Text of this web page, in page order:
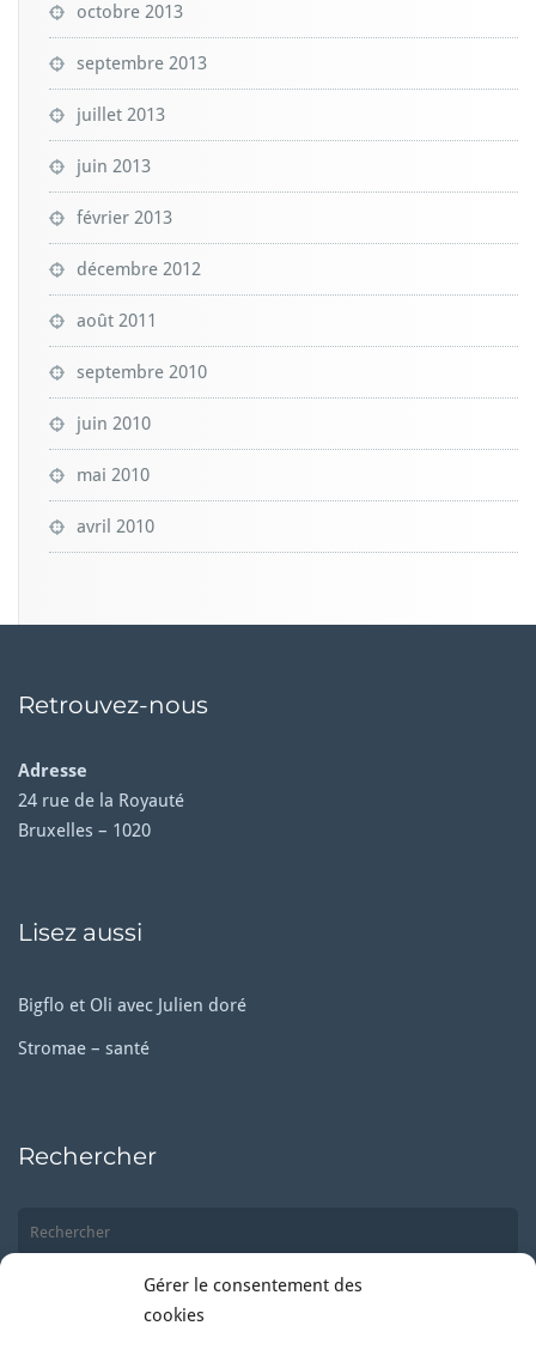
Gérer le consentement des
cookies
octobre 2013
septembre 2013
juillet 2013
juin 2013
février 2013
décembre 2012
août 2011
septembre 2010
juin 2010
mai 2010
avril 2010
Retrouvez-nous
Adresse
24 rue de la Royauté
Bruxelles – 1020
Lisez aussi
Bigflo et Oli avec Julien doré
Stromae – santé
Rechercher